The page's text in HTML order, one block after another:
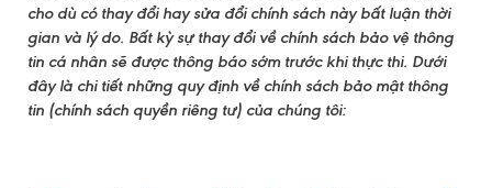
cho dù có thay đổi hay sửa đổi chính sách này bất luận thời
gian và lý do. Bất kỳ sự thay đổi về chính sách bảo vệ thông
tin cá nhân sẽ được thông báo sớm trước khi thực thi. Dưới
đây là chi tiết những quy định về chính sách bảo mật thông
tin (chính sách quyền riêng tư) của chúng tôi: